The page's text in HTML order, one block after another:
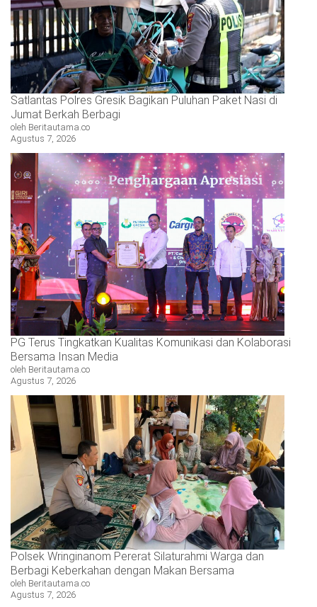
Satlantas Polres Gresik Bagikan Puluhan Paket Nasi di
Jumat Berkah Berbagi
oleh Beritautama.co
Agustus 7, 2026
PG Terus Tingkatkan Kualitas Komunikasi dan Kolaborasi
Bersama Insan Media
oleh Beritautama.co
Agustus 7, 2026
Polsek Wringinanom Pererat Silaturahmi Warga dan
Berbagi Keberkahan dengan Makan Bersama
oleh Beritautama.co
Agustus 7, 2026